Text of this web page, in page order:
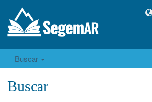
Buscar
Buscar